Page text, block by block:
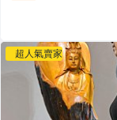
超人氣賣家